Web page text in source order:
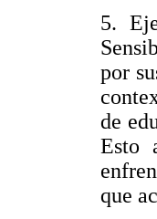
5.
por
de
Esto
que